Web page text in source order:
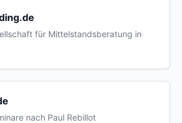
für Mittelstandsberatung in
nach Paul Rebillot